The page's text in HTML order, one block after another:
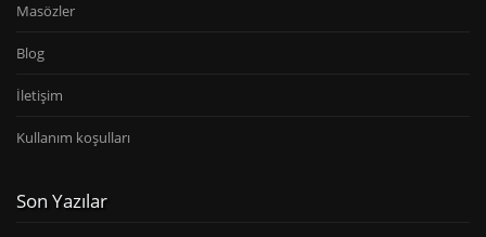
Masözler
Blog
İletişim
Kullanım koşulları
Son Yazılar